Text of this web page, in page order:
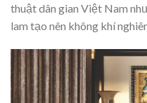
thuật dân gian Việt Nam
lam tạo nên không khí